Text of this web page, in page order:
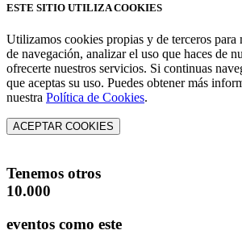
ESTE SITIO UTILIZA COOKIES
Utilizamos cookies propias y de terceros para
de navegación, analizar el uso que haces de
ofrecerte nuestros servicios. Si continuas
que aceptas su uso. Puedes obtener más
nuestra Política de Cookies.
ACEPTAR COOKIES
Tenemos otros
10.000
eventos como este